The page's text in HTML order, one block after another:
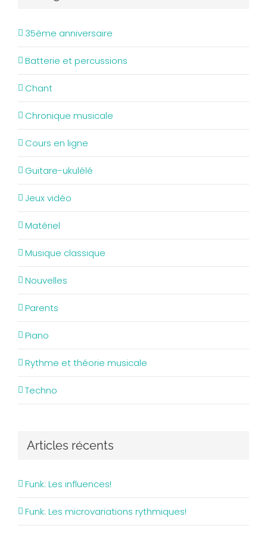
35ème anniversaire
Batterie et percussions
Chant
Chronique musicale
Cours en ligne
Guitare-ukulélé
Jeux vidéo
Matériel
Musique classique
Nouvelles
Parents
Piano
Rythme et théorie musicale
Techno
Articles récents
Funk: Les influences!
Funk: Les microvariations rythmiques!